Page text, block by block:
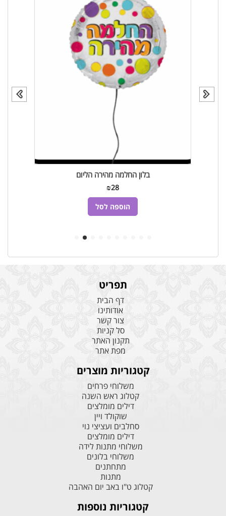
בלון החלמה מהירה הליום
₪28
הוספה לסל
תפריט
דף הבית
אודותינו
צור קשר
סל קניות
תקנון האתר
מפת אתר
קטגוריות מוצרים
משלוחי פרחים
קטלוג ראש השנה
דילים מומלצים
שוקולד ויין
סחלבים ועציצי נוי
דילים מומלצים
משלוחי מתנות לידה
משלוחי בלונים
מתחתנים
מתנות
קטלוג ט"ו באב יום האהבה
קטגוריות נוספות